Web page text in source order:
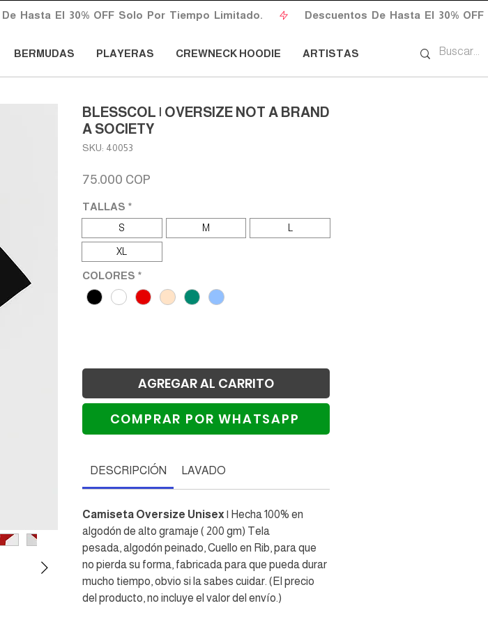
BERMUDAS PLAYERAS CREWNECK HOODIE ARTISTAS
BLESSCOL | OVERSIZE NOT A BRAND
A SOCIETY
SKU: 40053
75.000 COP
TALLAS *
S M L
XL
COLORES *
AGREGAR AL CARRITO
Realizar compra
DESCRIPCIÓN LAVADO
Camiseta Oversize Unisex | Hecha 100% en
algodón de alto gramaje ( 200 gm) Tela
pesada, algodón peinado, Cuello en Rib, para que
no pierda su forma, fabricada para que pueda durar
mucho tiempo, obvio si la sabes cuidar. (El precio
del producto, no incluye el valor del envío.)
COMPRAR POR WHATSAPP